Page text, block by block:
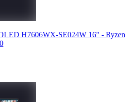
H7606WX-SE024W 16" - Ryzen